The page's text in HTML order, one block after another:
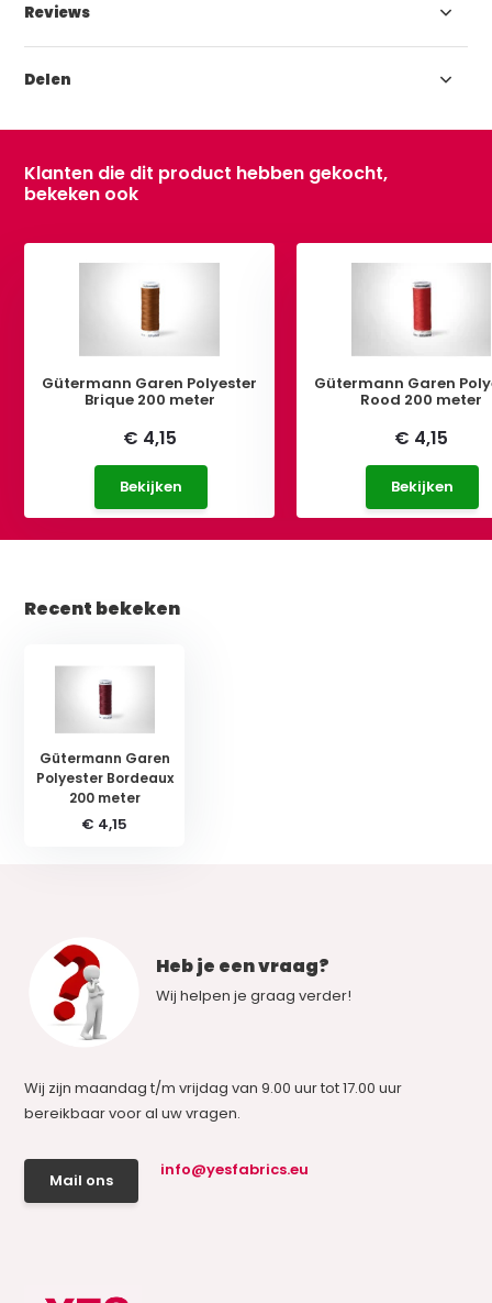
Reviews
Delen
Klanten die dit product hebben gekocht,
bekeken ook
Gütermann Garen Polyester
Brique 200 meter
€ 4,15
Bekijken
Gütermann Garen
Rood 200 meter
€ 4,15
Bekijken
Recent bekeken
Gütermann Garen
Polyester Bordeaux
200 meter
€ 4,15
Heb je een vraag?
Wij helpen je graag verder!
Wij zijn maandag t/m vrijdag van 9.00 uur tot 17.00 uur
bereikbaar voor al uw vragen.
Mail ons
info@yesfabrics.eu